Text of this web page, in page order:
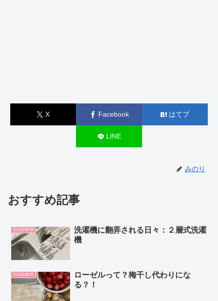
X Facebook はてブ
LINE
みのり
おすすめ記事
生活品/家/車
洗濯機に翻弄される日々：２層式洗濯
機
生活品/家/車
ローゼルって？梅干し代わりにな
る？！